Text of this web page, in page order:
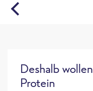
Deshalb
Protein